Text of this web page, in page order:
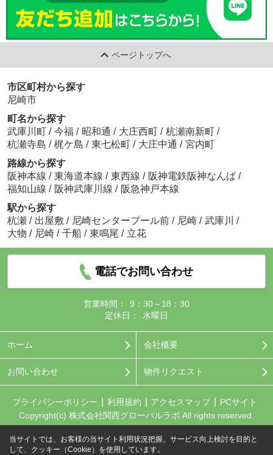
ページトップへ
市区町村から探す
尼崎市
町名から探す
武庫川町 / 今福 / 昭和通 / 大庄西町 / 杭瀬南新町 /
杭瀬寺島 / 梶ケ島 / 東七松町 / 大庄中通 / 宮内町
路線から探す
阪神本線 / 東海道本線 / 東西線 / 阪神電鉄阪神なんば /
福知山線 / 阪神武庫川線 / 阪急神戸本線
駅から探す
杭瀬 / 出屋敷 / 尼崎センタープール前 / 尼崎 / 武庫川
/
大物 / 尼崎 / 千船 / 東鳴尾 / 立花
電話でお問い合わせ
営業時間：
9：30～18：30
定休日：
水曜日
ホーム 会社概要
お問い合わせ 物件リクエスト
プライバシーポリシー 利用規約 アクセスマップ
PCサイト
Copyright(c) 株式会社関西グローバルラボ All rights reserved.
当サイトでは、お客様の当サイト利用状況把握、サービス向上検討を目的と
して、クッキー（Cookie）を使用しています。